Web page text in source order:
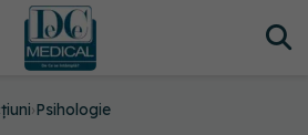
›Psihologie